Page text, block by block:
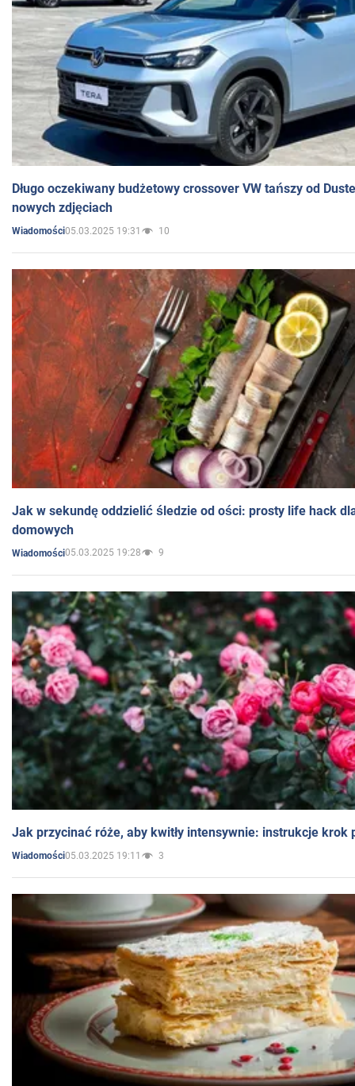
Długo oczekiwany budżetowy crossover VW tańszy od
nowych zdjęciach
Wiadomości05.03.2025 19:31 10
Jak w sekundę oddzielić śledzie od ości: prosty life hack
domowych
Wiadomości05.03.2025 19:28 9
Jak przycinać róże, aby kwitły intensywnie: instrukcje krok
Wiadomości05.03.2025 19:11 3